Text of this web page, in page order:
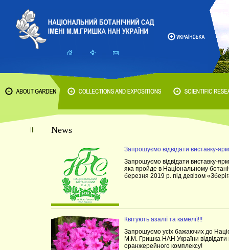
News
Запрошуємо відвідати
Запрошуємо відвідати
яка пройде в Національному
березня 2019 р. під девізом
Квітують азалії та камелії!!!
Запрошуємо усіх бажаючих до
М.М. Гришка НАН України відвідати
оранжерейного комплексу!